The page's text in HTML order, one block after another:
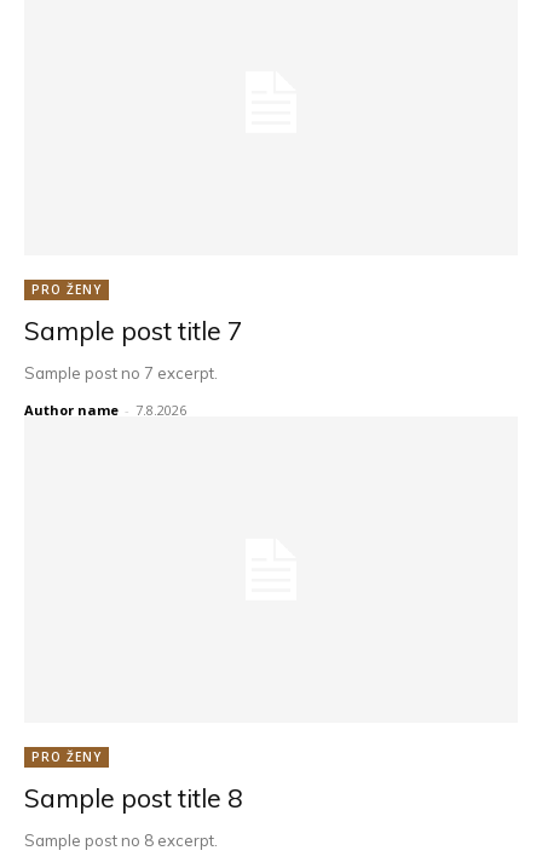
PRO ŽENY
Sample post title 7
Sample post no 7 excerpt.
Author name - 7.8.2026
PRO ŽENY
Sample post title 8
Sample post no 8 excerpt.